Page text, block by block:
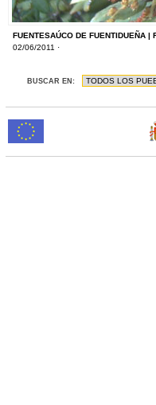
FUENTESAÚCO DE FUENTIDUEÑA |
02/06/2011 ·
BUSCAR EN: